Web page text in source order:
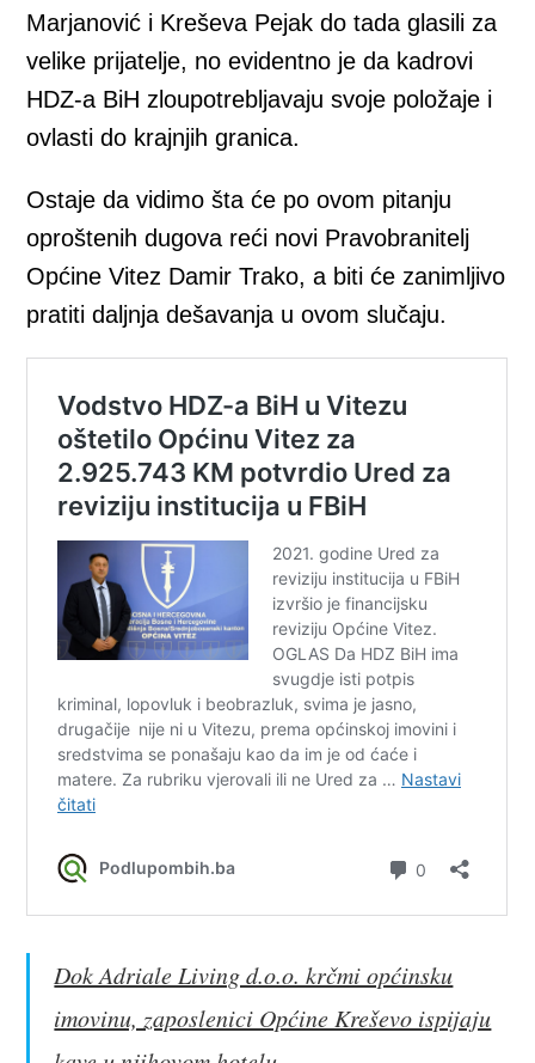
Marjanović i Kreševa Pejak do tada glasili za
velike prijatelje, no evidentno je da kadrovi
HDZ-a BiH zloupotrebljavaju svoje položaje i
ovlasti do krajnjih granica.
Ostaje da vidimo šta će po ovom pitanju
oproštenih dugova reći novi Pravobranitelj
Općine Vitez Damir Trako, a biti će zanimljivo
pratiti daljnja dešavanja u ovom slučaju.
Dok Adriale Living d.o.o. krčmi općinsku
imovinu, zaposlenici Općine Kreševo ispijaju